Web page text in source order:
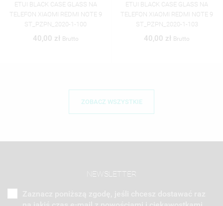
ETUI BLACK CASE GLASS NA
TELEFON XIAOMI REDMI NOTE 9
ST_PZPN_2020-1-103
40,00 zł Brutto
ETUI BLACK CASE GLASS NA
TELEFON XIAOMI REDMI NOTE 9
ST_PZPN_2020-1-105
40,00 zł Brutto
ZOBACZ WSZYSTKIE
NEWSLETTER